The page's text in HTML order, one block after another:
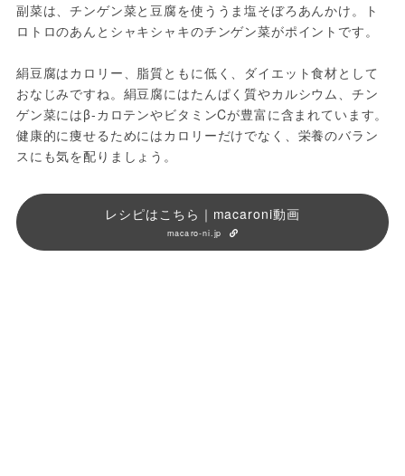
副菜は、チンゲン菜と豆腐を使ううま塩そぼろあんかけ。ト
ロトロのあんとシャキシャキのチンゲン菜がポイントです。
絹豆腐はカロリー、脂質ともに低く、ダイエット食材として
おなじみですね。絹豆腐にはたんぱく質やカルシウム、チン
ゲン菜にはβ-カロテンやビタミンCが豊富に含まれています。
健康的に痩せるためにはカロリーだけでなく、栄養のバラン
スにも気を配りましょう。
レシピはこちら｜macaroni動画
macaro-ni.jp